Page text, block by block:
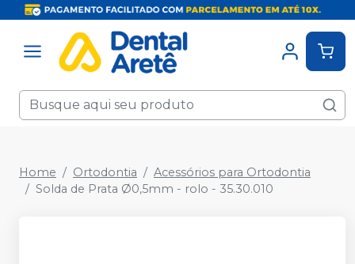
Home Ortodontia
Acessórios para Ortodontia
Solda de Prata Ø0,5mm - rolo - 35.30.010